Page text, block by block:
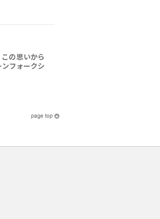
の思いから
フォークシ